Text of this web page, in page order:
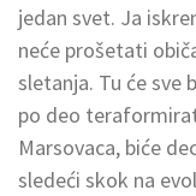
jedan svet. Ja
neće prošetati
sletanja. Tu će sve
po deo
Marsovaca, biće
sledeći skok na